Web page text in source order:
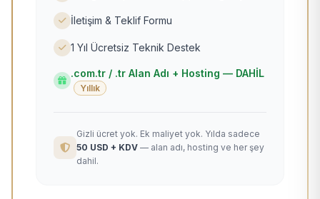
İletişim & Teklif Formu
1 Yıl Ücretsiz Teknik Destek
.com.tr / .tr Alan Adı + Hosting — DAHİL
Yıllık
Gizli ücret yok. Ek maliyet yok. Yılda sadece
50 USD + KDV — alan adı, hosting ve her şey
dahil.